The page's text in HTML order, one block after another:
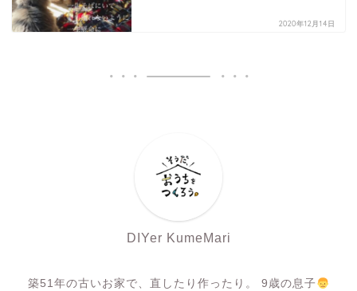
2020年12月14日
DIYer KumeMari
築51年の古いお家で、直したり作ったり。 9歳の息子